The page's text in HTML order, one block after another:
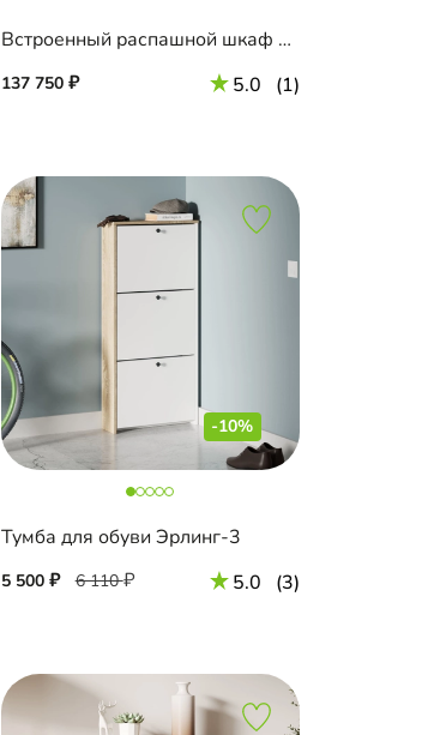
Встроенный распашной шкаф Тино-2-2
137 750 5.0 (1)
-10%
Тумба для обуви Эрлинг-3
5 500 6 110 5.0 (3)